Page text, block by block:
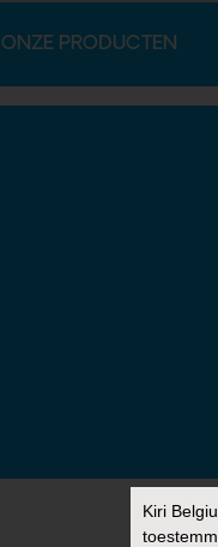
ONZE PRODUCTEN
Kiri